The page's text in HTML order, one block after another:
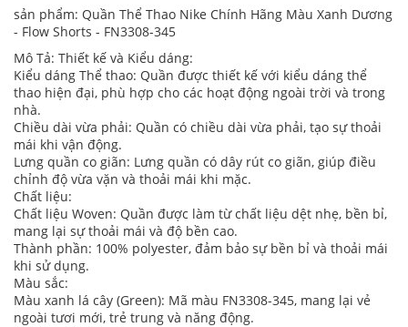
sản phẩm: Quần Thể Thao Nike Chính Hãng Màu Xanh Dương
- Flow Shorts - FN3308-345
Mô Tả: Thiết kế và Kiểu dáng:
Kiểu dáng Thể thao: Quần được thiết kế với kiểu dáng thể
thao hiện đại, phù hợp cho các hoạt động ngoài trời và trong
nhà.
Chiều dài vừa phải: Quần có chiều dài vừa phải, tạo sự thoải
mái khi vận động.
Lưng quần co giãn: Lưng quần có dây rút co giãn, giúp điều
chỉnh độ vừa vặn và thoải mái khi mặc.
Chất liệu:
Chất liệu Woven: Quần được làm từ chất liệu dệt nhẹ, bền bỉ,
mang lại sự thoải mái và độ bền cao.
Thành phần: 100% polyester, đảm bảo sự bền bỉ và thoải mái
khi sử dụng.
Màu sắc:
Màu xanh lá cây (Green): Mã màu FN3308-345, mang lại vẻ
ngoài tươi mới, trẻ trung và năng động.